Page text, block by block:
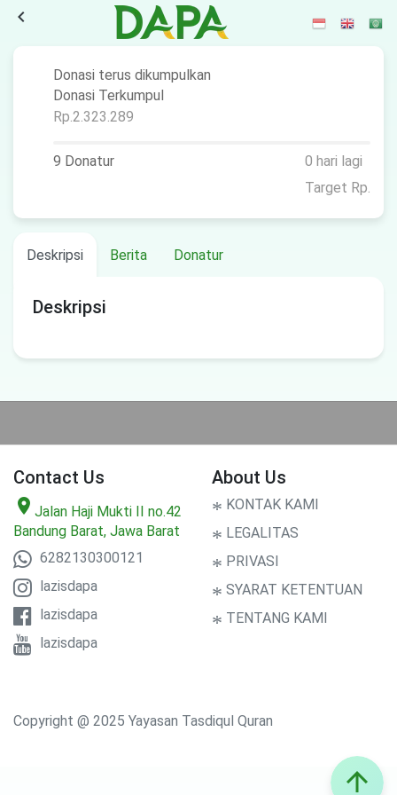
navigate_before
Donasi terus dikumpulkan
Donasi Terkumpul
Rp.2.323.289
9 Donatur
0 hari lagi
Target Rp.
Deskripsi Berita Donatur
Deskripsi
Contact Us
location_on Jalan Haji Mukti II no.42
Bandung Barat, Jawa Barat
6282130300121
lazisdapa
lazisdapa
lazisdapa
About Us
* KONTAK KAMI
* LEGALITAS
* PRIVASI
* SYARAT KETENTUAN
* TENTANG KAMI
Copyright @ 2025 Yayasan Tasdiqul Quran
arrow_upward